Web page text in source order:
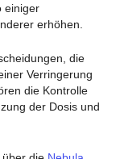
einiger
erhöhen.
die
Verringerung
die Kontrolle
der Dosis und